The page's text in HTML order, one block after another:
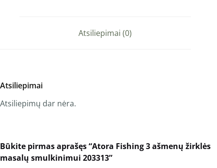
Atsiliepimai (0)
Atsiliepimai
Atsiliepimų dar nėra.
Būkite pirmas aprašęs “Atora Fishing 3 ašmenų žirklės
masalų smulkinimui 203313”